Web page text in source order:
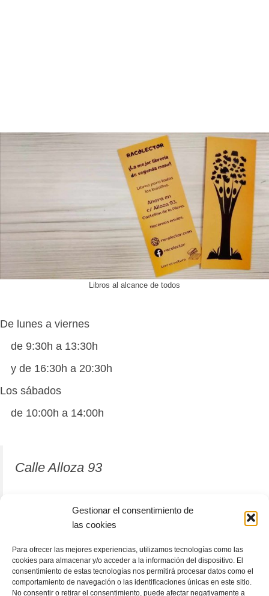
Gestionar el consentimiento de
las cookies
Para ofrecer las mejores experiencias, utilizamos tecnologías como las
cookies para almacenar y/o acceder a la información del dispositivo. El
consentimiento de estas tecnologías nos permitirá procesar datos como el
comportamiento de navegación o las identificaciones únicas en este sitio.
No consentir o retirar el consentimiento, puede afectar negativamente a
Libros al alcance de todos
De lunes a viernes
de 9:30h a 13:30h
y de 16:30h a 20:30h
Los sábados
de 10:00h a 14:00h
Calle Alloza 93
12001 Castellón de la Plana
964 81 37 63